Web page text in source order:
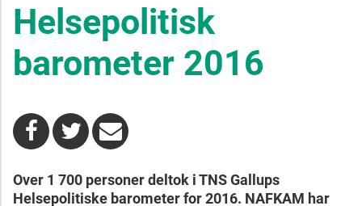
Helsepolitisk
barometer 2016
Over 1 700 personer deltok i TNS Gallups
Helsepolitiske barometer for 2016. NAFKAM har